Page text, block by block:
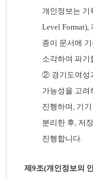
개인정보는 기
Level Format),
종이 문서에
소각하여 파기
② 경기도여성
가능성을 고려
진행하며, 기
분리한 후, 저
진행합니다.
제9조(개인정보의